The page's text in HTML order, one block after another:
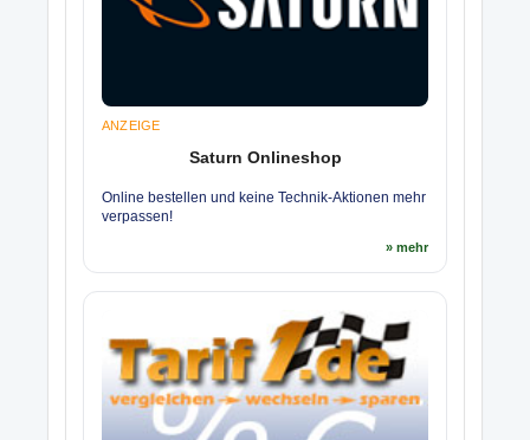
ANZEIGE
Saturn Onlineshop
Online bestellen und keine Technik-Aktionen mehr
verpassen!
» mehr